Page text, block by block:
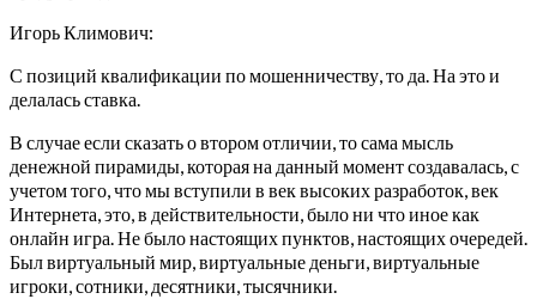
Игорь Климович:
С позиций квалификации по мошенничеству, то да. На это и
делалась ставка.
В случае если сказать о втором отличии, то сама мысль
денежной пирамиды, которая на данный момент создавалась, с
учетом того, что мы вступили в век высоких разработок, век
Интернета, это, в действительности, было ни что иное как
онлайн игра. Не было настоящих пунктов, настоящих очередей.
Был виртуальный мир, виртуальные деньги, виртуальные
игроки, сотники, десятники, тысячники.